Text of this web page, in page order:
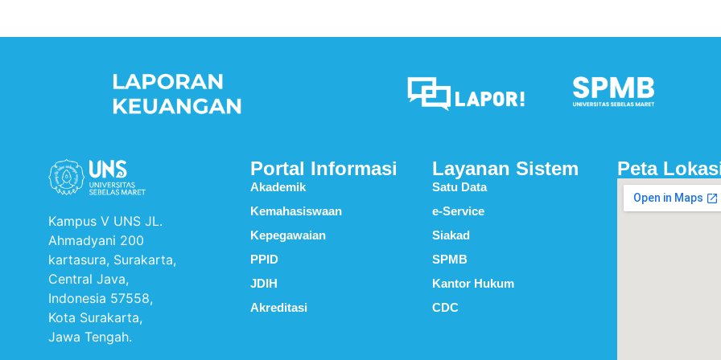
Kampus V UNS JL.
Ahmadyani 200
kartasura, Surakarta,
Central Java,
Indonesia 57558,
Kota Surakarta,
Jawa Tengah.
Portal Informasi
Akademik
Kemahasiswaan
Kepegawaian
PPID
JDIH
Akreditasi
Layanan Sistem
Satu Data
e-Service
Siakad
SPMB
Kantor Hukum
CDC
Peta